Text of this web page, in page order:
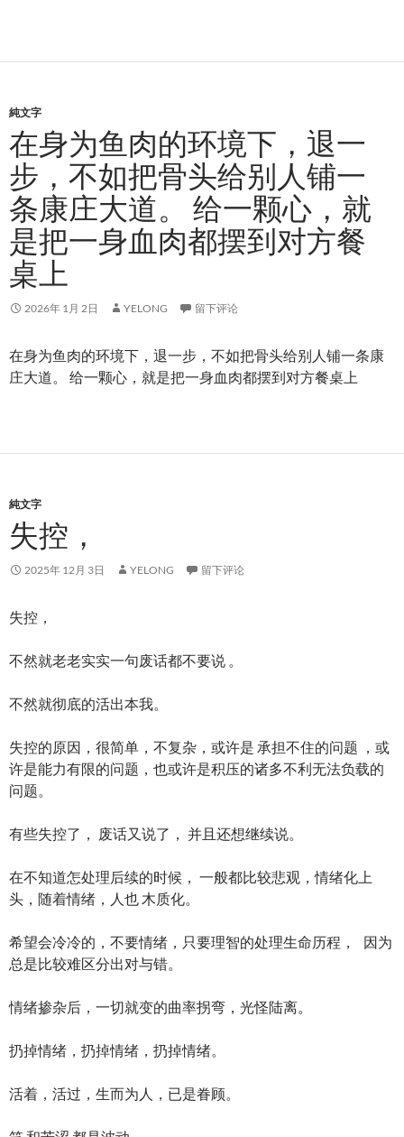
純文字
在身为鱼肉的环境下，退一
步，不如把骨头给别人铺一
条康庄大道。 给一颗心，就
是把一身血肉都摆到对方餐
桌上
2026年 1月 2日 YELONG 留下评论
在身为鱼肉的环境下，退一步，不如把骨头给别人铺一条康
庄大道。 给一颗心，就是把一身血肉都摆到对方餐桌上
純文字
失控，
2025年 12月 3日 YELONG 留下评论
失控，
不然就老老实实一句废话都不要说 。
不然就彻底的活出本我。
失控的原因，很简单，不复杂，或许是 承担不住的问题 ，或
许是能力有限的问题，也或许是积压的诸多不利无法负载的
问题。
有些失控了， 废话又说了， 并且还想继续说。
在不知道怎处理后续的时候， 一般都比较悲观，情绪化上
头，随着情绪，人也 木质化。
希望会冷冷的，不要情绪，只要理智的处理生命历程， 因为
总是比较难区分出对与错。
情绪掺杂后，一切就变的曲率拐弯，光怪陆离。
扔掉情绪，扔掉情绪，扔掉情绪。
活着，活过，生而为人，已是眷顾。